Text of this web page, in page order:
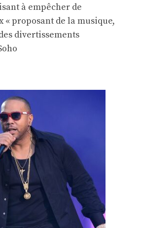
à empêcher de
« proposant de la musique,
divertissements